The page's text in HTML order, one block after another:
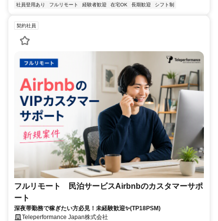
社員登用あり フルリモート 経験者歓迎 在宅OK 長期歓迎 シフト制
契約社員
フルリモート 民泊サービスAirbnbのカスタマーサポ
ート
深夜帯勤務で稼ぎたい方必見！未経験歓迎✨(TP18PSM)
Teleperformance Japan株式会社